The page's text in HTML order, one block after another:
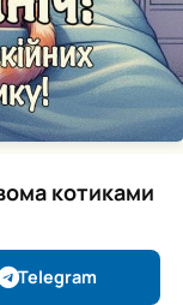
котиками
Telegram